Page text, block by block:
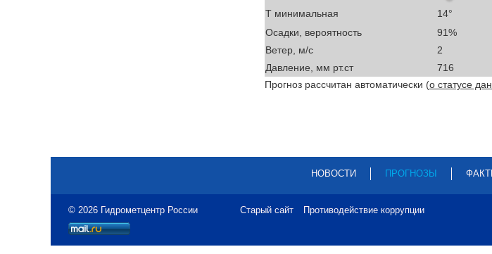
T минимальная 14°
Осадки, вероятность
91%
Ветер, м/с
2
Давление, мм рт.ст
716
Прогноз рассчитан автоматически (о статусе
НОВОСТИ ПРОГНОЗЫ
© 2026 Гидрометцентр России Старый сайт Противодействие коррупции